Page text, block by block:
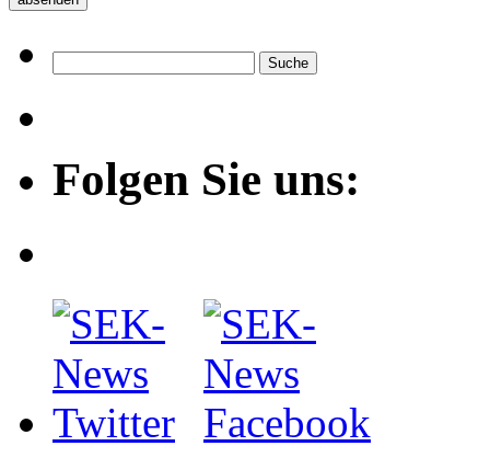
Folgen Sie uns: